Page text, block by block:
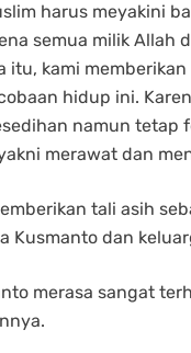
harus meyakini
semua milik
itu, kami
hidup ini.
namun tetap
merawat dan
tali asih
Kusmanto dan
merasa sangat